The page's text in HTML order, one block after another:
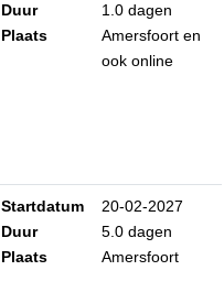
Duur
Plaats
1.0 dagen
Amersfoort en
ook online
Startdatum
Duur
Plaats
20-02-2027
5.0 dagen
Amersfoort